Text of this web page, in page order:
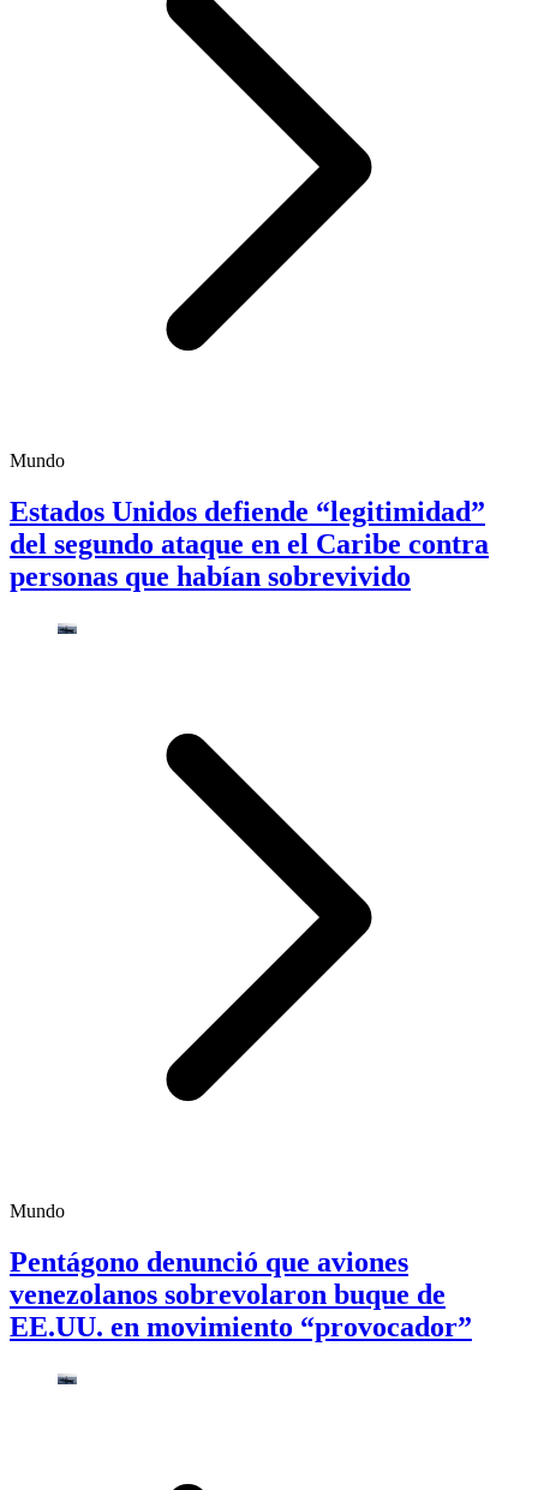
Mundo
Estados Unidos defiende “legitimidad”
del segundo ataque en el Caribe contra
personas que habían sobrevivido
Mundo
Pentágono denunció que aviones
venezolanos sobrevolaron buque de
EE.UU. en movimiento “provocador”